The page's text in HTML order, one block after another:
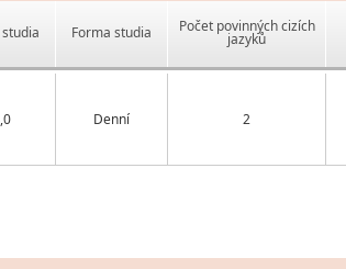
Forma studia Počet povinných cizích
jazyků
Denní 2